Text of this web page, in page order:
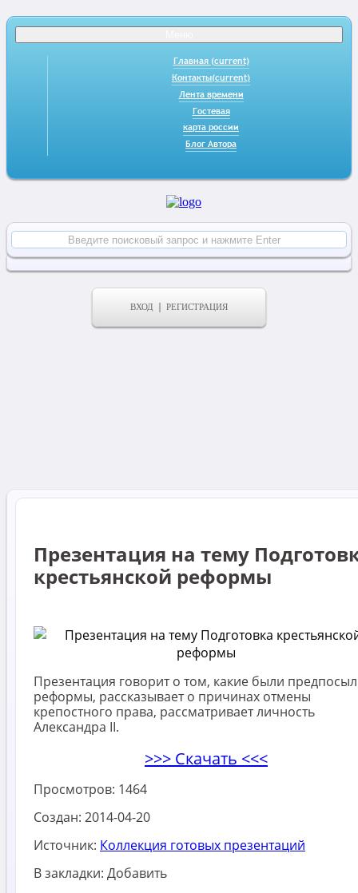
Главная (current)
Контакты(current)
Лента времени
Гостевая
карта россии
Блог Автора
ВХОД РЕГИСТРАЦИЯ
Презентация на тему
крестьянской реформы
Презентация говорит о том, какие были
реформы, рассказывает о причинах отмены
крепостного права, рассматривает личность
Александра II.
>>> Скачать <<<
Просмотров: 1464
Создан: 2014-04-20
Источник: Коллекция готовых презентаций
В закладки: Добавить